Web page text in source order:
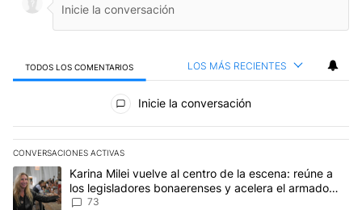
TODOS LOS COMENTARIOS LOS MÁS RECIENTES
Todos los comentarios
Inicie la conversación
CONVERSACIONES ACTIVAS
Este listado muestra los artículos con más comentarios en los
Un artículo de tendencia con el título "Karina Milei vuelve al
Karina Milei vuelve al centro de la escena: reúne a
los legisladores bonaerenses y acelera el armado
para 2027
73